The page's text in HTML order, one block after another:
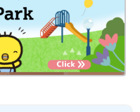
クT」を購入。胸元の空
れいに見せてくれ、女性
。透け感のある素材なの
頃がすっきりとしている
ウェットと合わせて軽さの